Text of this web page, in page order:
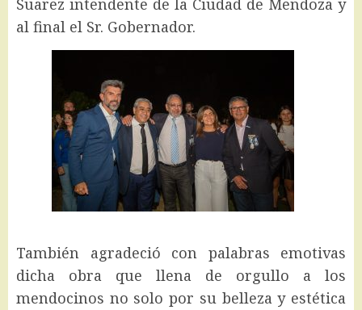
Suarez intendente de la Ciudad de Mendoza y
al final el Sr. Gobernador.
También agradeció con palabras emotivas
dicha obra que llena de orgullo a los
mendocinos no solo por su belleza y estética